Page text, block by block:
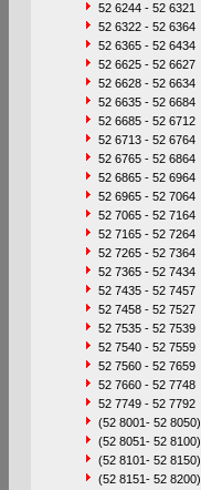
52 6244 - 52 6321
52 6322 - 52 6364
52 6365 - 52 6434
52 6625 - 52 6627
52 6628 - 52 6634
52 6635 - 52 6684
52 6685 - 52 6712
52 6713 - 52 6764
52 6765 - 52 6864
52 6865 - 52 6964
52 6965 - 52 7064
52 7065 - 52 7164
52 7165 - 52 7264
52 7265 - 52 7364
52 7365 - 52 7434
52 7435 - 52 7457
52 7458 - 52 7527
52 7535 - 52 7539
52 7540 - 52 7559
52 7560 - 52 7659
52 7660 - 52 7748
52 7749 - 52 7792
(52 8001- 52 8050)
(52 8051- 52 8100)
(52 8101- 52 8150)
(52 8151- 52 8200)